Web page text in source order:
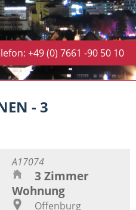
+49 (0) 7661 -90 50 10
- 3
A17074
3 Zimmer
Wohnung
Offenburg